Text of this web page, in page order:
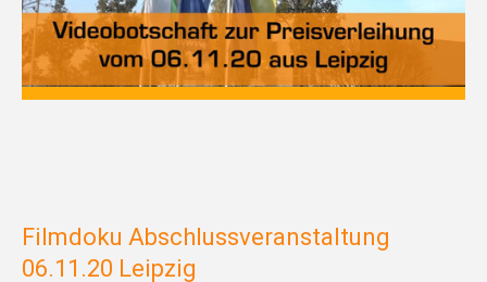
Filmdoku Abschlussveranstaltung
06.11.20 Leipzig